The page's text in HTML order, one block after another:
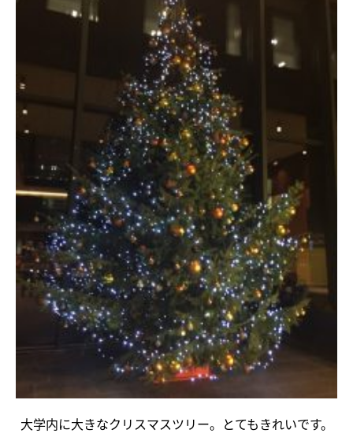
大学内に大きなクリスマスツリー。とてもきれいです。